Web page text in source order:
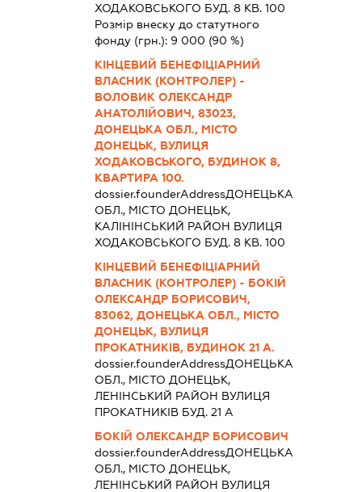
ХОДАКОВСЬКОГО БУД. 8 КВ. 100
Розмір внеску до статутного
фонду (грн.): 9 000 (90 %)
КІНЦЕВИЙ БЕНЕФІЦІАРНИЙ
ВЛАСНИК (КОНТРОЛЕР) -
ВОЛОВИК ОЛЕКСАНДР
АНАТОЛІЙОВИЧ, 83023,
ДОНЕЦЬКА ОБЛ., МІСТО
ДОНЕЦЬК, ВУЛИЦЯ
ХОДАКОВСЬКОГО, БУДИНОК 8,
КВАРТИРА 100.
dossier.founderAddressДОНЕЦЬКА
ОБЛ., МІСТО ДОНЕЦЬК,
КАЛІНІНСЬКИЙ РАЙОН ВУЛИЦЯ
ХОДАКОВСЬКОГО БУД. 8 КВ. 100
КІНЦЕВИЙ БЕНЕФІЦІАРНИЙ
ВЛАСНИК (КОНТРОЛЕР) - БОКІЙ
ОЛЕКСАНДР БОРИСОВИЧ,
83062, ДОНЕЦЬКА ОБЛ., МІСТО
ДОНЕЦЬК, ВУЛИЦЯ
ПРОКАТНИКІВ, БУДИНОК 21 А.
dossier.founderAddressДОНЕЦЬКА
ОБЛ., МІСТО ДОНЕЦЬК,
ЛЕНІНСЬКИЙ РАЙОН ВУЛИЦЯ
ПРОКАТНИКІВ БУД. 21 А
БОКІЙ ОЛЕКСАНДР БОРИСОВИЧ
dossier.founderAddressДОНЕЦЬКА
ОБЛ., МІСТО ДОНЕЦЬК,
ЛЕНІНСЬКИЙ РАЙОН ВУЛИЦЯ